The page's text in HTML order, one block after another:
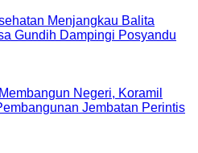
Menjangkau Balita
Gundih Dampingi Posyandu
Negeri, Koramil
Jembatan Perintis